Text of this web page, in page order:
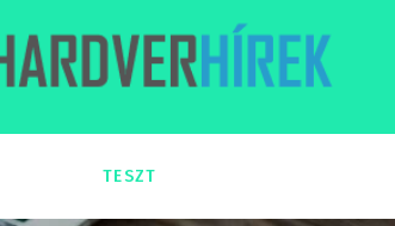
TESZT